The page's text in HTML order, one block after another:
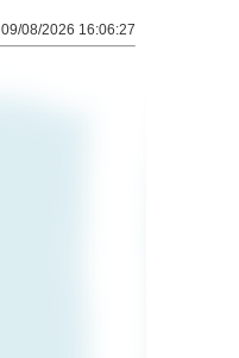
09/08/2026 16:06:27